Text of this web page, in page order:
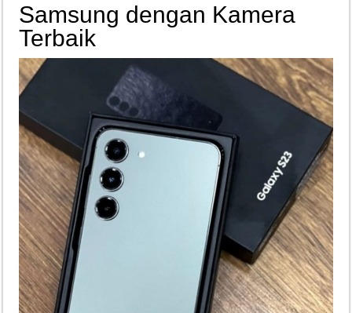
Samsung dengan Kamera
Terbaik